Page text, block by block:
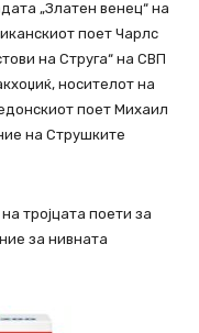
„Златен венец“ на
поет Чарлс
на Струга“ на СВП
носителот на
поет Михаил
на Струшките
тројцата поети за
за нивната